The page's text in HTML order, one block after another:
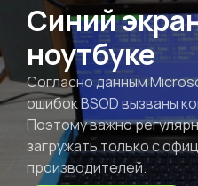
Синий
ноутбуке
Согласно данным
ошибок BSOD вызваны
Поэтому важно
загружать только с
производителей.